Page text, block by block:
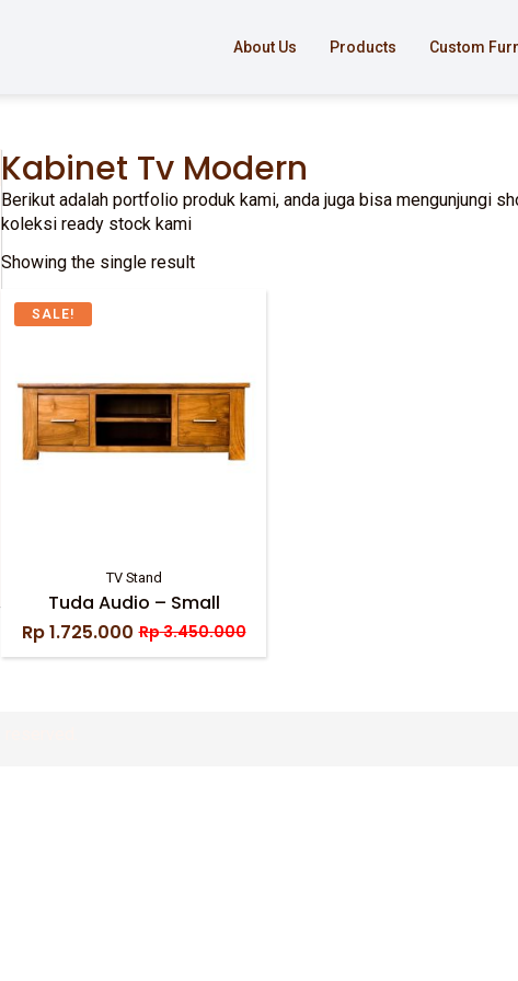
About Us Products Custom
Kabinet Tv Modern
Berikut adalah portfolio produk kami, anda juga bisa mengunjungi
koleksi ready stock kami
Showing the single result
SALE!
TV Stand
Tuda Audio – Small
Rp3.450.000
Original
price
Rp1.725.000Current
price